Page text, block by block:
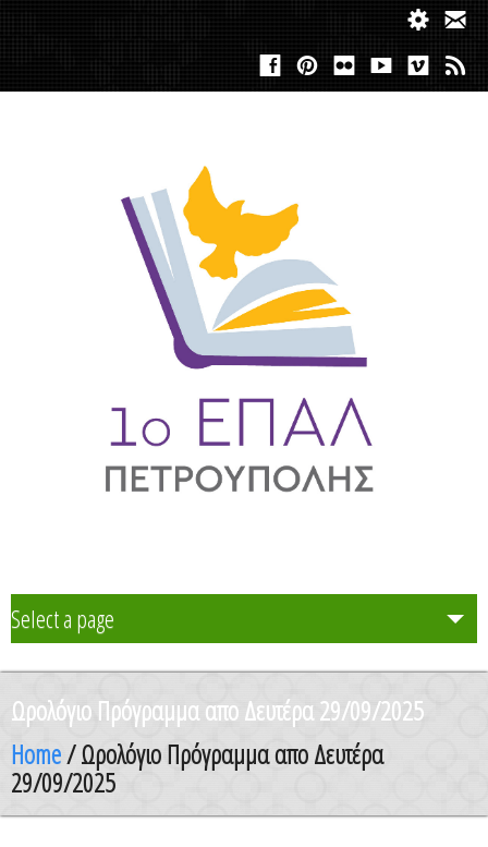
Select a page
Το Σχολείο μας
Δράση Μαθητείας
Ωρολόγιο Πρόγραμμα απο Δευτέρα 29/09/2025
Home/ Ωρολόγιο Πρόγραμμα απο Δευτέρα
29/09/2025